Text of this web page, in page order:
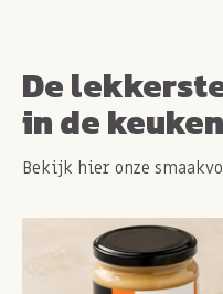
De
in de keuken
Bekijk hier onze